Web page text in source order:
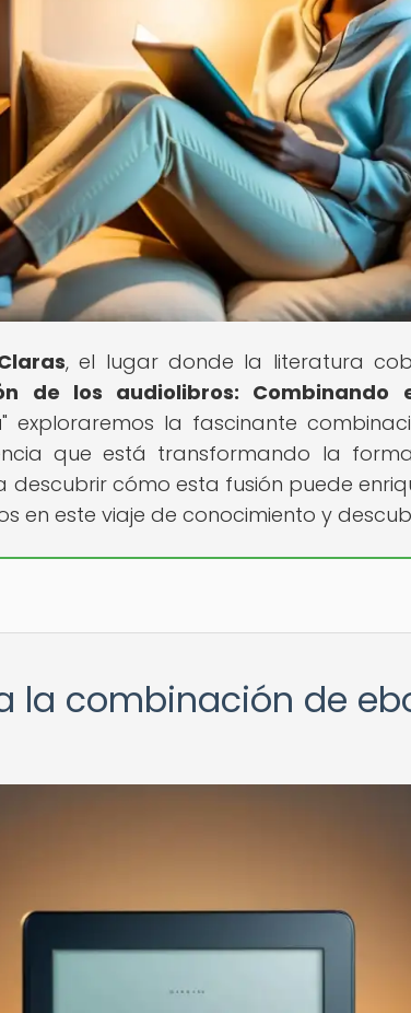
, el lugar donde la literatura
de los audiolibros:
" exploraremos la fascinante
que está transformando la
descubrir cómo esta fusión puede
en este viaje de conocimiento y
la combinación de